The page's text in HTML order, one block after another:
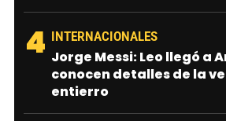
4 INTERNACIONALES
Jorge Messi: Leo llegó a
conocen detalles de la
entierro